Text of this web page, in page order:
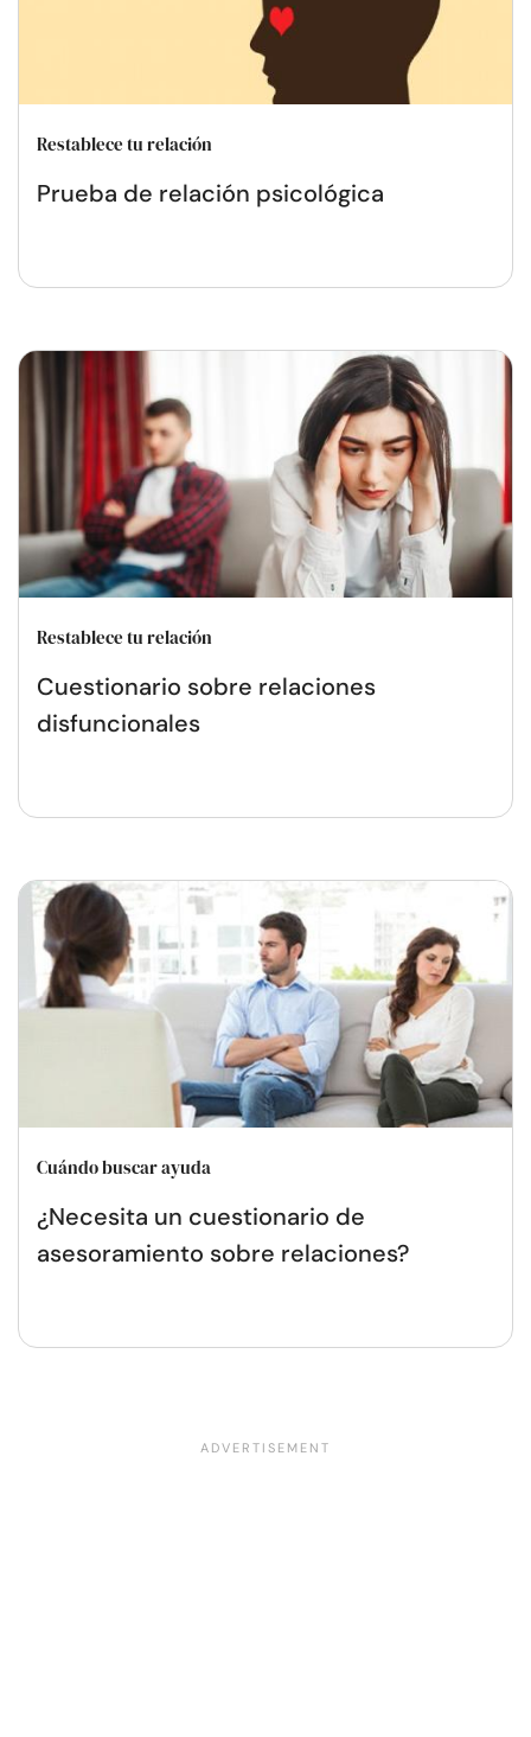
Restablece tu relación
Prueba de relación psicológica
Restablece tu relación
Cuestionario sobre relaciones
disfuncionales
Cuándo buscar ayuda
¿Necesita un cuestionario de
asesoramiento sobre relaciones?